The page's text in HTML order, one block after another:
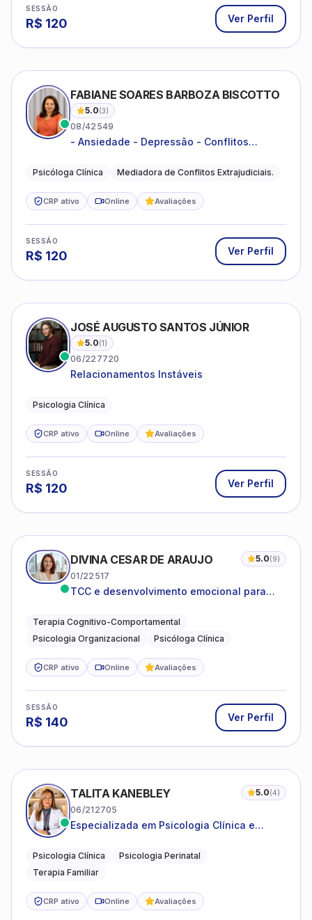
SESSÃO
R$ 120 Ver Perfil
FABIANE SOARES BARBOZA BISCOTTO
5.0(3)
08/42549
- Ansiedade - Depressão - Conflitos
relacionamentos - Autoestima -
Psicóloga Clínica Mediadora de Conflitos Extrajudiciais.
CRP ativo Online Avaliações
SESSÃO
R$ 120 Ver Perfil
JOSÉ AUGUSTO SANTOS JÚNIOR
5.0(1)
06/227720
Relacionamentos Instáveis
Psicologia Clínica
CRP ativo Online Avaliações
SESSÃO
R$ 120 Ver Perfil
DIVINA CESAR DE ARAUJO 5.0(9)
01/22517
TCC e desenvolvimento emocional para
Terapia Cognitivo-Comportamental
Psicologia Organizacional
Psicóloga Clínica
CRP ativo Online Avaliações
SESSÃO
R$ 140 Ver Perfil
TALITA KANEBLEY 5.0(4)
06/212705
Especializada em Psicologia Clínica e
famílias
Psicologia Clínica
Psicologia Perinatal
Terapia Familiar
CRP ativo Online Avaliações